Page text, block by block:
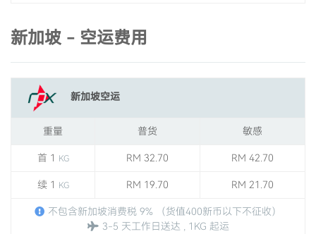
新加坡 - 空运费用
新加坡空运
重量 普货 敏感
首 1 KG RM 32.70 RM 42.70
续 1 KG RM 19.70 RM 21.70
不包含新加坡消费税 9% （货值400新币以下不征收）
3-5 天工作日送达 , 1KG 起运